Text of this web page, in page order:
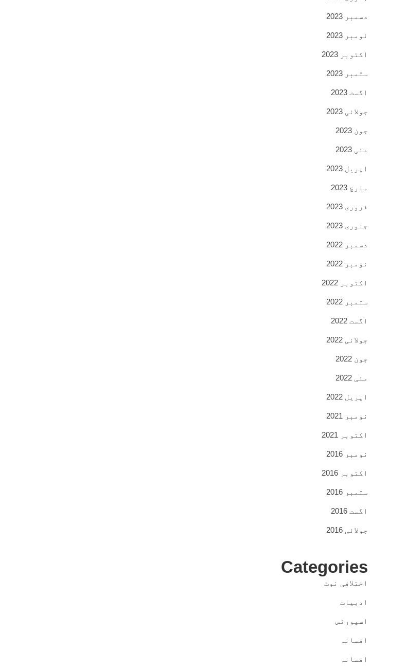
دسمبر 2023
نومبر 2023
اکتوبر 2023
ستمبر 2023
اگست 2023
جولائی 2023
جون 2023
مئی 2023
اپریل 2023
مارچ 2023
فروری 2023
جنوری 2023
دسمبر 2022
نومبر 2022
اکتوبر 2022
ستمبر 2022
اگست 2022
جولائی 2022
جون 2022
مئی 2022
اپریل 2022
نومبر 2021
اکتوبر 2021
نومبر 2016
اکتوبر 2016
ستمبر 2016
اگست 2016
جولائی 2016
Categories
اختلافی نوٹ
ادبیات
اسپورٹس
افسانہ
افسانہ